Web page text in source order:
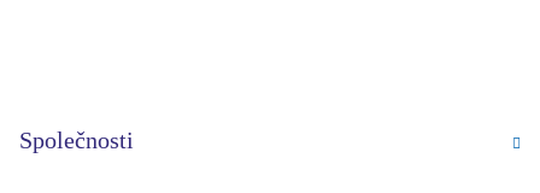
Společnosti